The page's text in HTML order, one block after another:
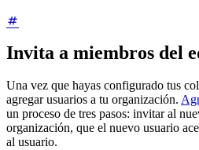
Invita a miembros del
Una vez que hayas configurado tus
agregar usuarios a tu organización.
un proceso de tres pasos: invitar al
organización, que el nuevo usuario
al usuario.